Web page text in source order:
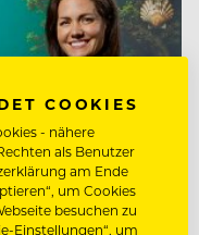
COOKIES
- nähere
als Benutzer
am Ende
um Cookies
besuchen zu
Einstellungen“, um